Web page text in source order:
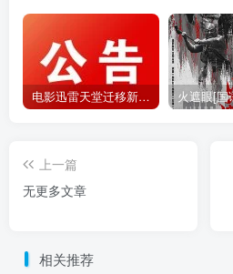
电影迅雷天堂迁移新服务器,正常更新，维护完毕!
上一篇
无更多文章
相关推荐